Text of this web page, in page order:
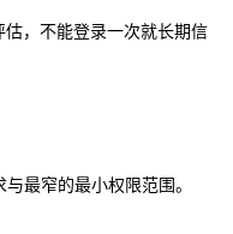
，不能登录一次就长期信
最窄的最小权限范围。